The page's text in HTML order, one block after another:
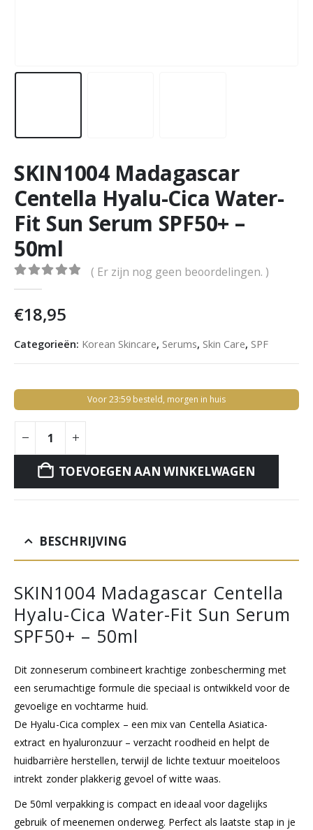
SKIN1004 Madagascar
Centella Hyalu-Cica Water-
Fit Sun Serum SPF50+ –
50ml
0out of 5
( Er zijn nog geen beoordelingen. )
€18,95
Categorieën: Korean Skincare, Serums, Skin Care, SPF
Voor 23:59 besteld, morgen in huis
TOEVOEGEN AAN WINKELWAGEN
BESCHRIJVING
SKIN1004 Madagascar Centella
Hyalu-Cica Water-Fit Sun Serum
SPF50+ – 50ml
Dit zonneserum combineert krachtige zonbescherming met
een serumachtige formule die speciaal is ontwikkeld voor de
gevoelige en vochtarme huid.
De Hyalu-Cica complex – een mix van Centella Asiatica-
extract en hyaluronzuur – verzacht roodheid en helpt de
huidbarrière herstellen, terwijl de lichte textuur moeiteloos
intrekt zonder plakkerig gevoel of witte waas.
De 50ml verpakking is compact en ideaal voor dagelijks
gebruik of meenemen onderweg. Perfect als laatste stap in je